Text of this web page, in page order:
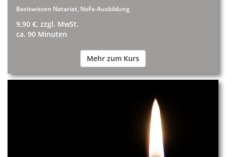
Basiswissen Notariat, NoFa-Ausbildung
9,90 €, zzgl. MwSt.
ca. 90 Minuten
Mehr zum Kurs